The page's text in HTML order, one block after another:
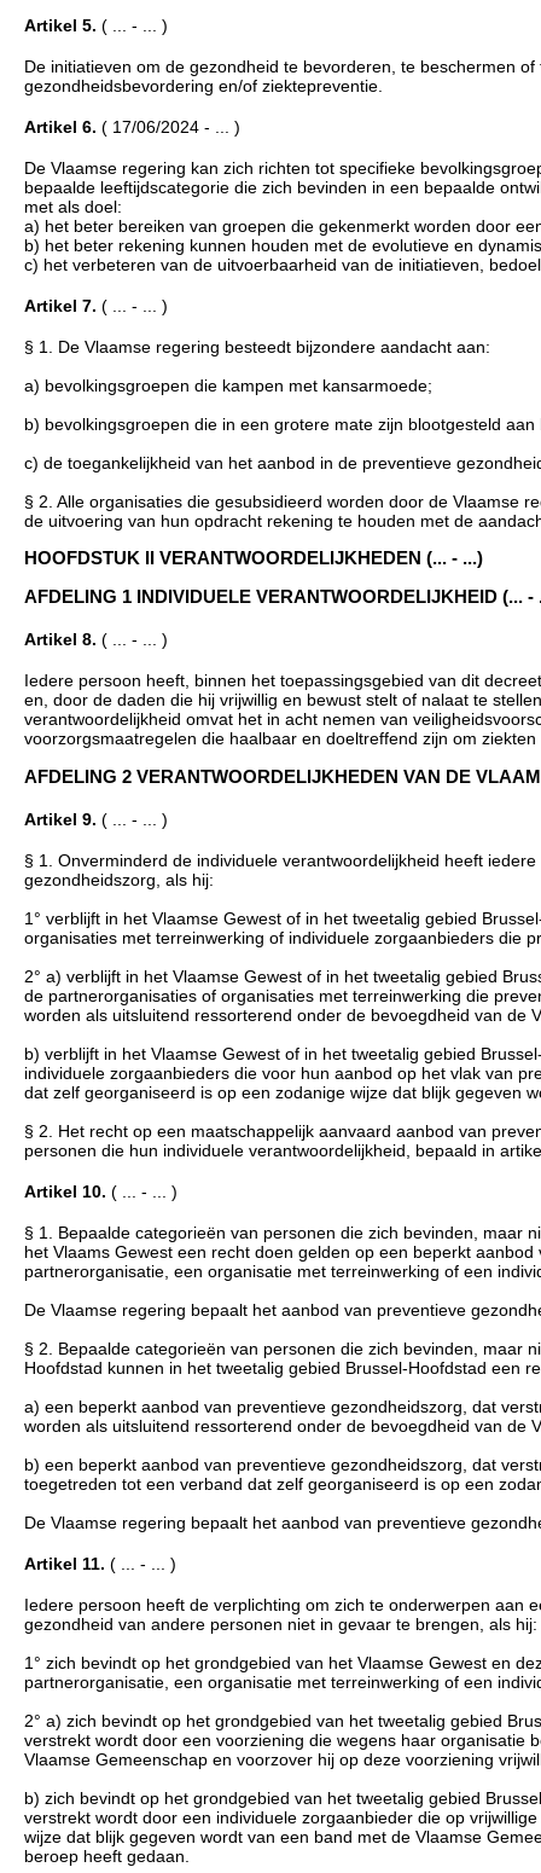
Artikel 5. ( ... - ... )
De initiatieven om de gezondheid te bevorderen, te beschermen
gezondheidsbevordering en/of ziektepreventie.
Artikel 6. ( 17/06/2024 - ... )
De Vlaamse regering kan zich richten tot specifieke
bepaalde leeftijdscategorie die zich bevinden in een bepaalde
met als doel:
a) het beter bereiken van groepen die gekenmerkt worden door
b) het beter rekening kunnen houden met de evolutieve en
c) het verbeteren van de uitvoerbaarheid van de initiatieven,
Artikel 7. ( ... - ... )
§ 1. De Vlaamse regering besteedt bijzondere aandacht aan:
a) bevolkingsgroepen die kampen met kansarmoede;
b) bevolkingsgroepen die in een grotere mate zijn blootgesteld
c) de toegankelijkheid van het aanbod in de preventieve
§ 2. Alle organisaties die gesubsidieerd worden door de Vlaamse
de uitvoering van hun opdracht rekening te houden met de
HOOFDSTUK II VERANTWOORDELIJKHEDEN (... - ...)
AFDELING 1 INDIVIDUELE VERANTWOORDELIJKHEID (... -
Artikel 8. ( ... - ... )
Iedere persoon heeft, binnen het toepassingsgebied van dit
en, door de daden die hij vrijwillig en bewust stelt of nalaat te
verantwoordelijkheid omvat het in acht nemen van
voorzorgsmaatregelen die haalbaar en doeltreffend zijn om
AFDELING 2 VERANTWOORDELIJKHEDEN VAN DE
Artikel 9. ( ... - ... )
§ 1. Onverminderd de individuele verantwoordelijkheid heeft
gezondheidszorg, als hij:
1° verblijft in het Vlaamse Gewest of in het tweetalig gebied
organisaties met terreinwerking of individuele zorgaanbieders die
2° a) verblijft in het Vlaamse Gewest of in het tweetalig gebied
de partnerorganisaties of organisaties met terreinwerking die
worden als uitsluitend ressorterend onder de bevoegdheid van de
b) verblijft in het Vlaamse Gewest of in het tweetalig gebied
individuele zorgaanbieders die voor hun aanbod op het vlak van
dat zelf georganiseerd is op een zodanige wijze dat blijk gegeven
§ 2. Het recht op een maatschappelijk aanvaard aanbod van
personen die hun individuele verantwoordelijkheid, bepaald in
Artikel 10. ( ... - ... )
§ 1. Bepaalde categorieën van personen die zich bevinden, maar
het Vlaams Gewest een recht doen gelden op een beperkt
partnerorganisatie, een organisatie met terreinwerking of een
De Vlaamse regering bepaalt het aanbod van preventieve
§ 2. Bepaalde categorieën van personen die zich bevinden, maar
Hoofdstad kunnen in het tweetalig gebied Brussel-Hoofdstad een
a) een beperkt aanbod van preventieve gezondheidszorg, dat
worden als uitsluitend ressorterend onder de bevoegdheid van de
b) een beperkt aanbod van preventieve gezondheidszorg, dat
toegetreden tot een verband dat zelf georganiseerd is op een
De Vlaamse regering bepaalt het aanbod van preventieve
Artikel 11. ( ... - ... )
Iedere persoon heeft de verplichting om zich te onderwerpen aan
gezondheid van andere personen niet in gevaar te brengen, als hij:
1° zich bevindt op het grondgebied van het Vlaamse Gewest en
partnerorganisatie, een organisatie met terreinwerking of een
2° a) zich bevindt op het grondgebied van het tweetalig gebied
verstrekt wordt door een voorziening die wegens haar organisatie
Vlaamse Gemeenschap en voorzover hij op deze voorziening
b) zich bevindt op het grondgebied van het tweetalig gebied
verstrekt wordt door een individuele zorgaanbieder die op
wijze dat blijk gegeven wordt van een band met de Vlaamse
beroep heeft gedaan.